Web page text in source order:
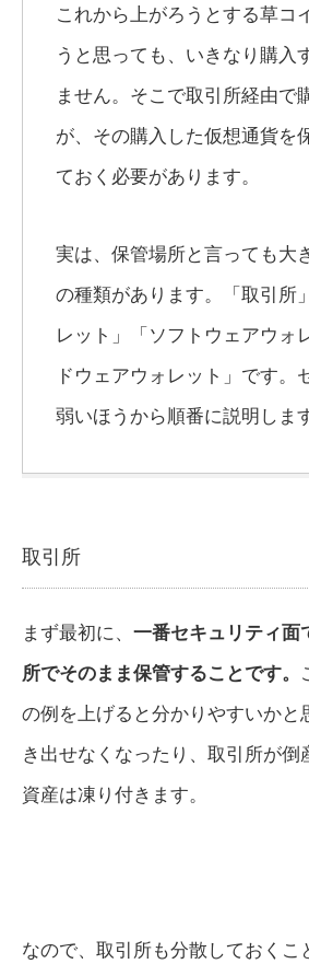
これから上がろうとする草コ
うと思っても、いきなり購入
ません。そこで取引所経由で
が、その購入した仮想通貨を
ておく必要があります。
実は、保管場所と言っても大
の種類があります。「取引所
レット」「ソフトウェアウォ
ドウェアウォレット」です。
弱いほうから順番に説明します
取引所
まず最初に、 一番セキュリティ面
所でそのまま保管することです。
の例を上げると分かりやすいかと
き出せなくなったり、取引所が
資産は凍り付きます。
なので、取引所も分散しておくこ